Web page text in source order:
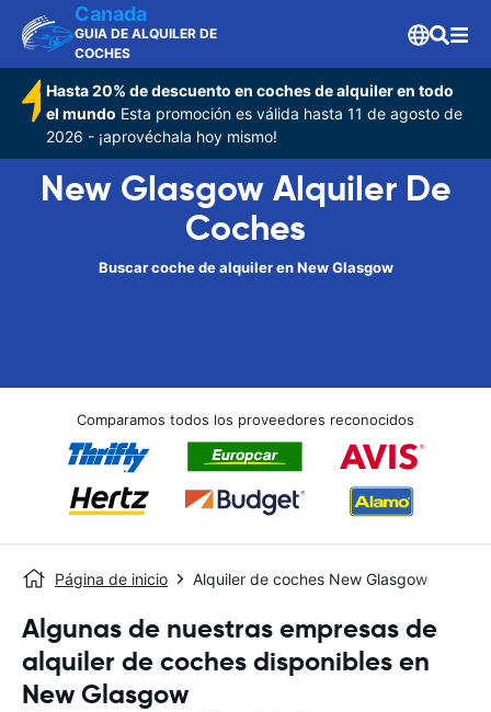
Canada
GUIA DE ALQUILER DE
COCHES
Hasta 20% de descuento en coches de alquiler en todo
el mundo Esta promoción es válida hasta 11 de agosto de
2026 - ¡aprovéchala hoy mismo!
New Glasgow Alquiler De
Coches
Buscar coche de alquiler en New Glasgow
Comparamos todos los proveedores reconocidos
Página de inicio Alquiler de coches New Glasgow
Algunas de nuestras empresas de
alquiler de coches disponibles en
New Glasgow